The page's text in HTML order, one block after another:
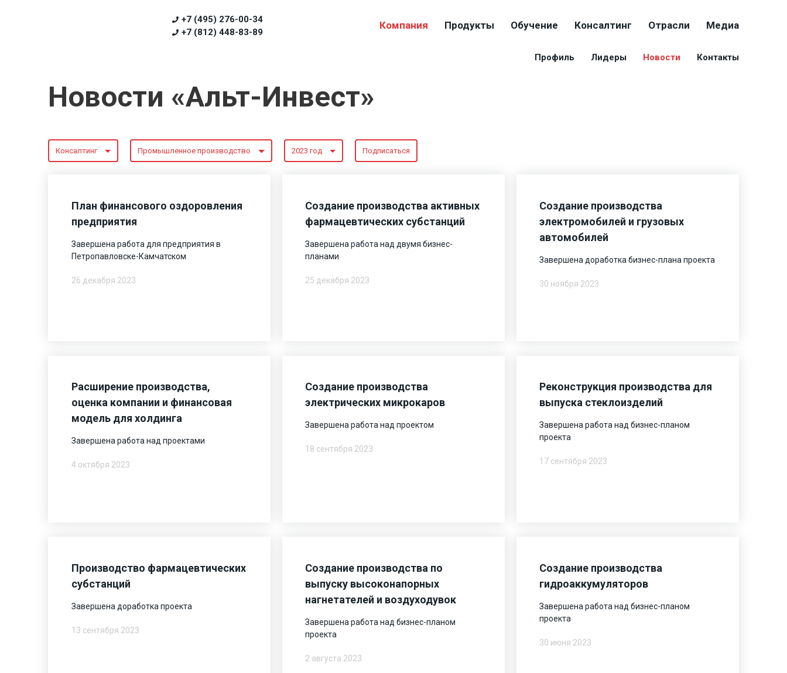
+7 (495) 276-00-34
+7 (812) 448-83-89
Компания Продукты Обучение Консалтинг Отрасли Медиа
Профиль Лидеры Новости Контакты
Новости «Альт-Инвест»
Консалтинг Промышленное производство 2023 год Подписаться
План финансового оздоровления
предприятия
Завершена работа для предприятия в
Петропавловске-Камчатском
26 декабря 2023
Создание производства активных
фармацевтических субстанций
Завершена работа над двумя бизнес-
планами
25 декабря 2023
Создание производства
электромобилей и грузовых
автомобилей
Завершена доработка бизнес-плана проекта
30 ноября 2023
Расширение производства,
оценка компании и финансовая
модель для холдинга
Завершена работа над проектами
4 октября 2023
Создание производства
электрических микрокаров
Завершена работа над проектом
18 сентября 2023
Реконструкция производства для
выпуска стеклоизделий
Завершена работа над бизнес-планом
проекта
17 сентября 2023
Производство фармацевтических
субстанций
Завершена доработка проекта
13 сентября 2023
Создание производства по
выпуску высоконапорных
нагнетателей и воздуходувок
Завершена работа над бизнес-планом
проекта
2 августа 2023
Создание производства
гидроаккумуляторов
Завершена работа над бизнес-планом
проекта
30 июня 2023